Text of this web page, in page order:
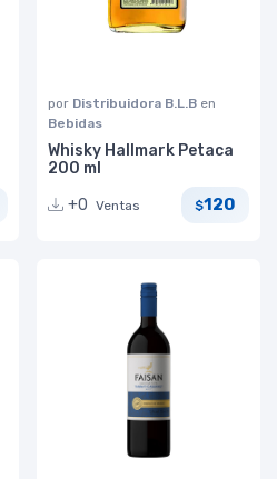
por Distribuidora B.L.B en
Bebidas
Whisky Hallmark Petaca
200 ml
+0 Ventas $120